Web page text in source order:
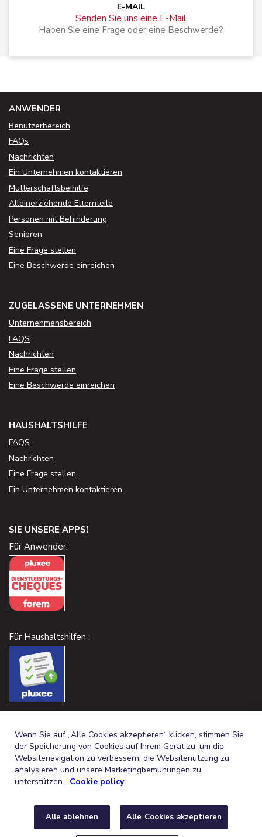
E-MAIL
Senden Sie uns eine E-Mail
Haben Sie eine Frage oder eine Beschwerde?
ANWENDER
Benutzerbereich
FAQs
Nachrichten
Ein Unternehmen kontaktieren
Mutterschaftsbeihilfe
Alleinerziehende Elternteile
Personen mit Behinderung
Senioren
Eine Frage stellen
Eine Beschwerde einreichen
ZUGELASSENE UNTERNEHMEN
Unternehmensbereich
FAQS
Nachrichten
Eine Frage stellen
Eine Beschwerde einreichen
HAUSHALTSHILFE
FAQS
Nachrichten
Eine Frage stellen
Ein Unternehmen kontaktieren
SIE UNSERE APPS!
Für Anwender:
Für Haushaltshilfen :
GERMAN (BELGIUM)
FRFRANÇAIS (BELGIQUE)
Wenn Sie auf „Alle Cookies akzeptieren“ klicken, stimmen Sie
der Speicherung von Cookies auf Ihrem Gerät zu, um die
Websitenavigation zu verbessern, die Websitenutzung zu
analysieren und unsere Marketingbemühungen zu
unterstützen. Cookie policy
Alle ablehnen Alle Cookies akzeptieren